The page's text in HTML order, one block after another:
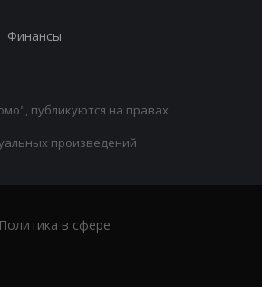
Финансы
публикуются на правах
произведений
Политика в сфере